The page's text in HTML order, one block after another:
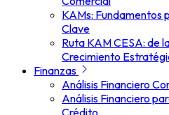
KAMs: Fundamentos
Clave
Ruta KAM CESA: de
Crecimiento
Finanzas
Análisis Financiero
Análisis Financiero
Crédito